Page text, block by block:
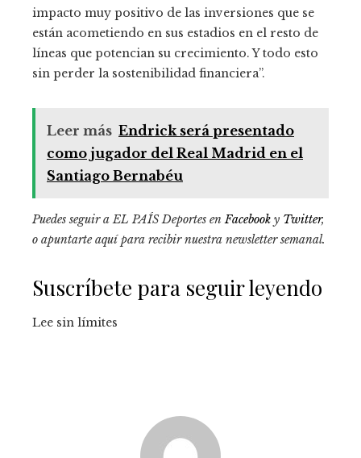
impacto muy positivo de las inversiones que se
están acometiendo en sus estadios en el resto de
líneas que potencian su crecimiento. Y todo esto
sin perder la sostenibilidad financiera”.
Leer más Endrick será presentado
como jugador del Real Madrid en el
Santiago Bernabéu
Puedes seguir a EL PAÍS Deportes enFacebook y Twitter,
o apuntarte aquí para recibirnuestra newsletter semanal.
Suscríbete para seguir leyendo
Lee sin límites